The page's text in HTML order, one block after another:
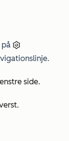
på
side.
.